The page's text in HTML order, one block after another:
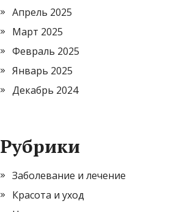
Апрель 2025
Март 2025
Февраль 2025
Январь 2025
Декабрь 2024
Рубрики
Заболевание и лечение
Красота и уход